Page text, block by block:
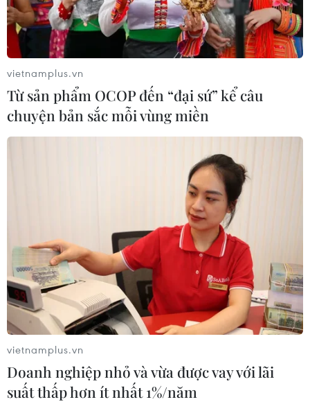
Tòa án Mỹ giữ nguyên thuế quan áp lên
thép do ông Trump ban hành
05/02/2021 05:59
Tòa án Thương mại Quốc tế Mỹ đã quyết định giữ
nguyên thuế đánh vào thép nhập khẩu viện dẫn an ninh
quốc gia theo "Mục 232" của cựu Tổng thống Donald
Trump.
vietnamplus.vn
Từ sản phẩm OCOP đến “đại sứ” kể câu
chuyện bản sắc mỗi vùng miền
vietnamplus.vn
Doanh nghiệp nhỏ và vừa được vay với lãi
suất thấp hơn ít nhất 1%/năm